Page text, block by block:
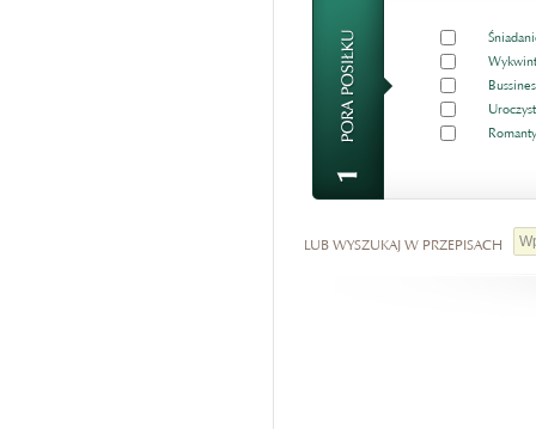
LUB WYSZUKAJ W PRZEPISACH